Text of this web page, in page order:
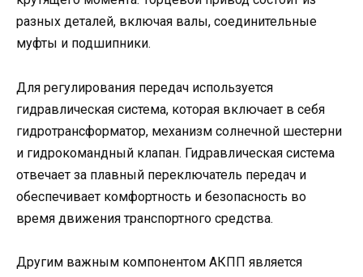
разных деталей, включая валы, соединительные
муфты и подшипники.
Для регулирования передач используется
гидравлическая система, которая включает в себя
гидротрансформатор, механизм солнечной шестерни
и гидрокомандный клапан. Гидравлическая система
отвечает за плавный переключатель передач и
обеспечивает комфортность и безопасность во
время движения транспортного средства.
Другим важным компонентом АКПП является